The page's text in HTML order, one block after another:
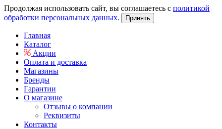
Продолжая использовать сайт, вы соглашаетесь с политикой
обработки персональных данных.
Принять
Главная
Каталог
Акции
Оплата и доставка
Магазины
Бренды
Гарантии
О магазине
Отзывы о компании
Реквизиты
Контакты